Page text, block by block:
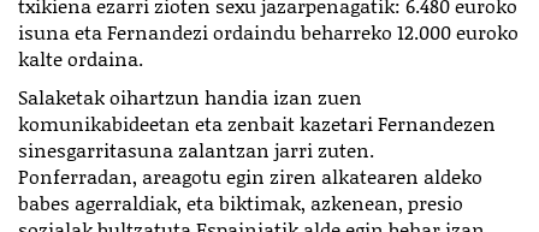
isuna eta Fernandezi ordaindu beharreko 12.000 euroko
kalte ordaina.
Salaketak oihartzun handia izan zuen
komunikabideetan eta zenbait kazetari Fernandezen
sinesgarritasuna zalantzan jarri zuten.
Ponferradan, areagotu egin ziren alkatearen aldeko
babes agerraldiak, eta biktimak, azkenean, presio